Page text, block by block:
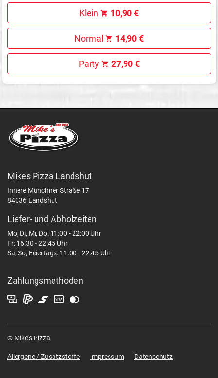
Klein 10,90 €
Normal 14,90 €
Party 27,90 €
Mikes Pizza Landshut
Innere Münchner Straße 17
84036 Landshut
Liefer- und Abholzeiten
Mo, Di, Mi, Do: 11:00 - 22:00 Uhr
Fr: 16:30 - 22:45 Uhr
Sa, So, Feiertags: 11:00 - 22:45 Uhr
Zahlungsmethoden
© Mike's Pizza
Allergene / Zusatzstoffe Impressum Datenschutz